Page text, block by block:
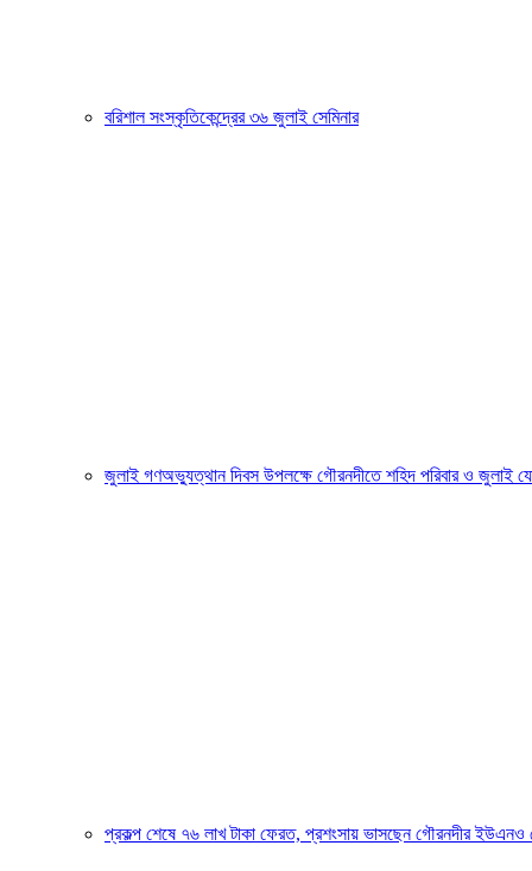
বরিশাল সংস্কৃতিকেন্দ্রের ৩৬ জুলাই সেমিনার
জুলাই গণঅভ্যুত্থান দিবস উপলক্ষে গৌরনদীতে শহিদ পরিবার ও জুলাই
প্রকল্প শেষে ৭৬ লাখ টাকা ফেরত, প্রশংসায় ভাসছেন গৌরনদীর ইউএনও